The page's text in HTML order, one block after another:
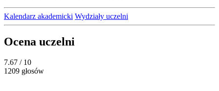
Kalendarz akademicki Wydziały uczelni
Ocena uczelni
7.67 / 10
1209 głosów